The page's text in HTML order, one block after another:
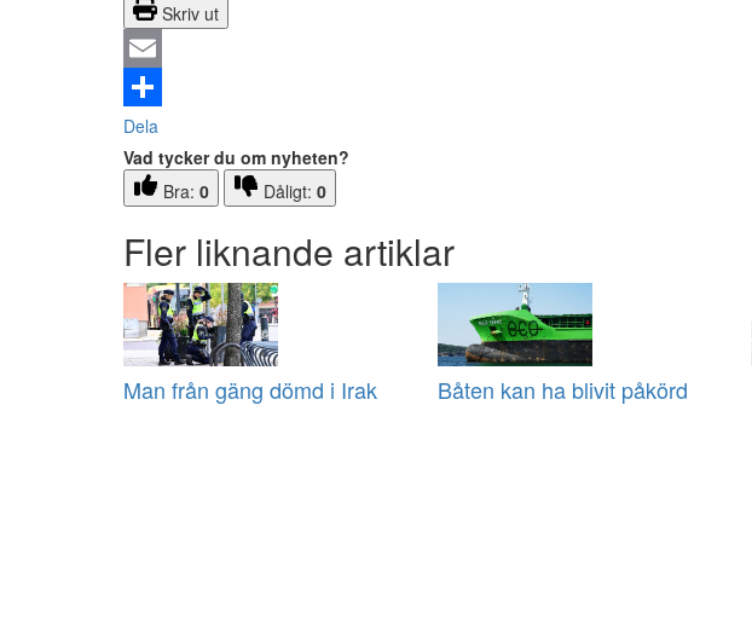
Skriv ut
Email
Dela
Vad tycker du om nyheten?
Bra: 0 Dåligt: 0
Fler liknande artiklar
Man från gäng dömd i Irak Båten kan ha blivit påkörd